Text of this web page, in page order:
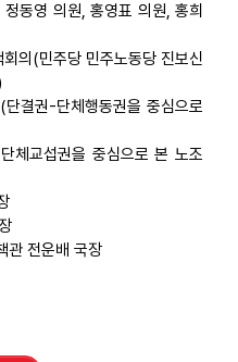
동영 의원, 홍영표 의원, 홍희
의(민주당 민주노동당 진보신
결권-단체행동권을 중심으로
체교섭권을 중심으로 본 노조
관 전운배 국장